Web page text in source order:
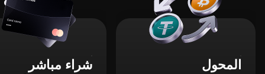
المحول شراء مباشر